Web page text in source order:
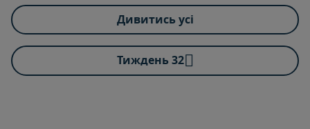
Дивитись усі
Тиждень 32